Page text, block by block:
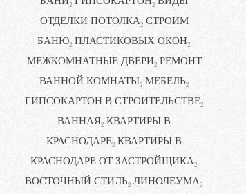
2 2
ОТДЕЛКИ ПОТОЛКА2 СТРОИМ
БАНЮ2 ПЛАСТИКОВЫХ ОКОН2
МЕЖКОМНАТНЫЕ ДВЕРИ2 РЕМОНТ
ВАННОЙ КОМНАТЫ2 МЕБЕЛЬ2
ГИПСОКАРТОН В СТРОИТЕЛЬСТВЕ2
ВАННАЯ2 КВАРТИРЫ В
КРАСНОДАРЕ2 КВАРТИРЫ В
КРАСНОДАРЕ ОТ ЗАСТРОЙЩИКА2
ВОСТОЧНЫЙ СТИЛЬ2 ЛИНОЛЕУМА2